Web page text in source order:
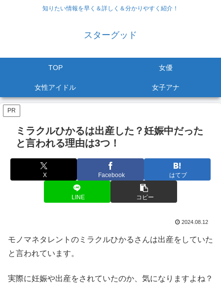
知りたい情報を早く＆詳しく＆分かりやすく紹介！
スターグッド
TOP 女優
女性アイドル 女子アナ
PR
ミラクルひかるは出産した？妊娠中だった
と言われる理由は3つ！
X Facebook はてブ
LINE コピー
2024.08.12
モノマネタレントのミラクルひかるさんは出産をしていた
と言われています。
実際に妊娠や出産をされていたのか、気になりますよね？